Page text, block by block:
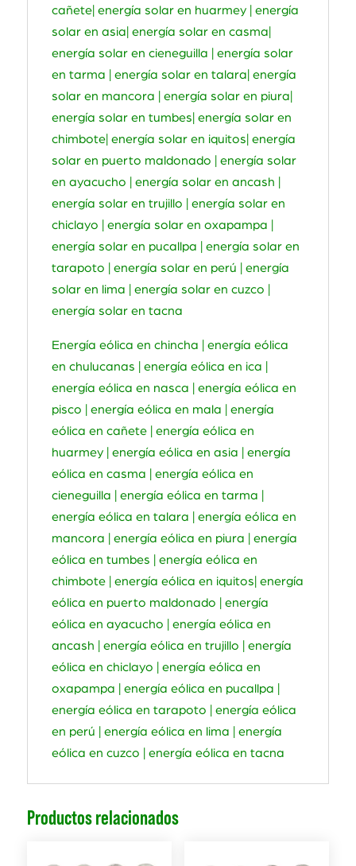
cañete| energía solar en huarmey | energía
solar en asia| energía solar en casma|
energía solar en cieneguilla | energía solar
en tarma | energía solar en talara| energía
solar en mancora | energía solar en piura|
energía solar en tumbes| energía solar en
chimbote| energía solar en iquitos| energía
solar en puerto maldonado | energía solar
en ayacucho | energía solar en ancash |
energía solar en trujillo | energía solar en
chiclayo | energía solar en oxapampa |
energía solar en pucallpa | energía solar en
tarapoto | energía solar en perú | energía
solar en lima | energía solar en cuzco |
energía solar en tacna
Energía eólica en chincha | energía eólica
en chulucanas | energía eólica en ica |
energía eólica en nasca | energía eólica en
pisco | energía eólica en mala | energía
eólica en cañete | energía eólica en
huarmey | energía eólica en asia | energía
eólica en casma | energía eólica en
cieneguilla | energía eólica en tarma |
energía eólica en talara | energía eólica en
mancora | energía eólica en piura | energía
eólica en tumbes | energía eólica en
chimbote | energía eólica en iquitos| energía
eólica en puerto maldonado | energía
eólica en ayacucho | energía eólica en
ancash | energía eólica en trujillo | energía
eólica en chiclayo | energía eólica en
oxapampa | energía eólica en pucallpa |
energía eólica en tarapoto | energía eólica
en perú | energía eólica en lima | energía
eólica en cuzco | energía eólica en tacna
Productos relacionados